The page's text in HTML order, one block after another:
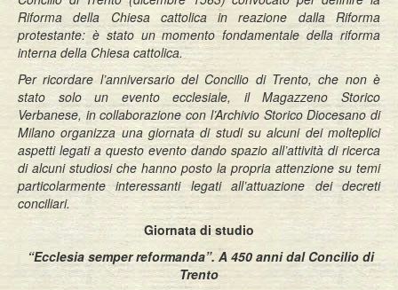
Riforma della Chiesa cattolica in reazione dalla Riforma
protestante: è stato un momento fondamentale della riforma
interna della Chiesa cattolica.
Per ricordare l’anniversario del Concilio di Trento, che non è
stato solo un evento ecclesiale, il Magazzeno Storico
Verbanese, in collaborazione con l’Archivio Storico Diocesano di
Milano organizza una giornata di studi su alcuni dei molteplici
aspetti legati a questo evento dando spazio all’attività di ricerca
di alcuni studiosi che hanno posto la propria attenzione su temi
particolarmente interessanti legati all’attuazione dei decreti
conciliari.
Giornata di studio
“Ecclesia semper reformanda”. A 450 anni dal Concilio di
Trento